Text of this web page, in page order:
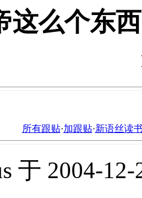
这么个东
所有跟贴·加跟贴·新语丝读
于 2004-12-